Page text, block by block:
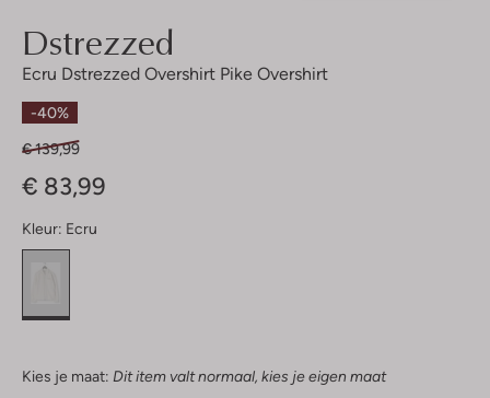
Dstrezzed
Ecru Dstrezzed Overshirt Pike Overshirt
-40%
€ 139,99
€ 83,99
Kleur: Ecru
Kies je maat: Dit item valt normaal, kies je eigen maat